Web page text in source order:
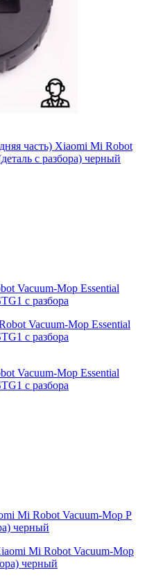
часть) Xiaomi Mi Robot
с разбора) черный
Vacuum-Mop Essential
с разбора
Vacuum-Mop Essential
с разбора
Mi Robot Vacuum-Mop P
черный